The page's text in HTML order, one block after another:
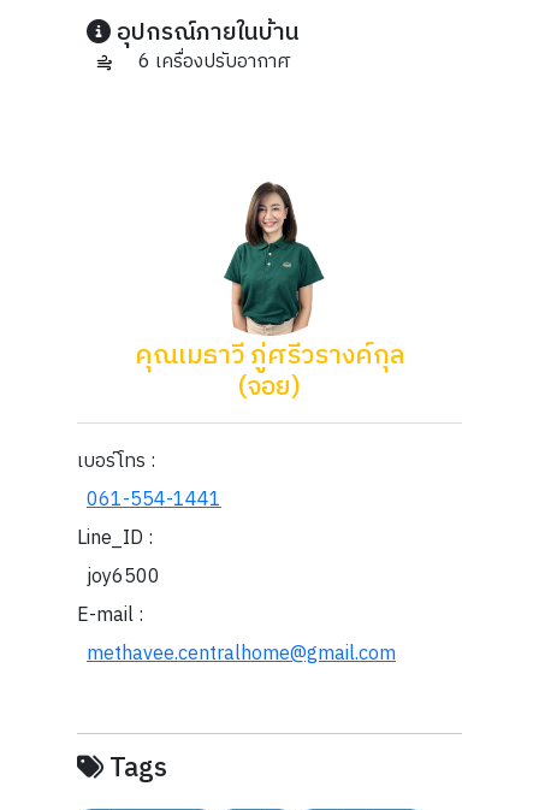
อุปกรณ์ภายในบ้าน
6 เครื่องปรับอากาศ
คุณเมธาวี ภู่ศรีวรางค์กุล
(จอย)
เบอร์โทร :
061-554-1441
Line_ID :
joy6500
E-mail :
methavee.centralhome@gmail.com
Tags